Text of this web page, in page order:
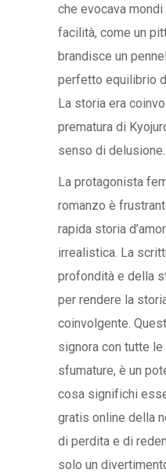
che evocava
facilità, come un
brandisce un
perfetto equilibrio
La storia era
prematura di
senso di delusione.
La protagonista
romanzo è
rapida storia
irrealistica. La
profondità e della
per rendere la
coinvolgente.
signora con tutte
sfumature, è un
cosa significhi
gratis online della
di perdita e di
solo un